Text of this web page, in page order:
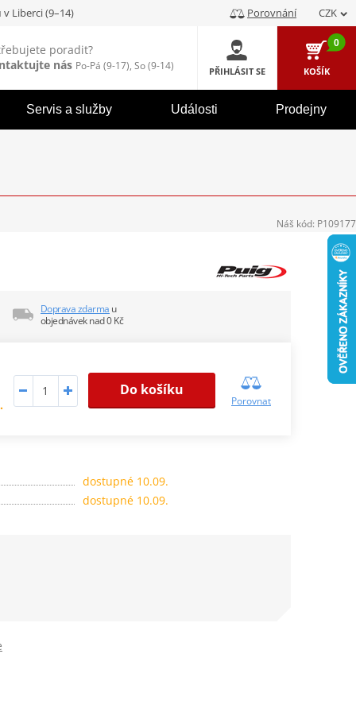
v Liberci (9–14) Porovnání CZK
poradit?
nás Po-Pá (9-17), So (9-14) PŘIHLÁSIT SE
0
KOŠÍK
Servis a služby Události Prodejny
Doprava zdarma u
objednávek nad 0 Kč
Do košíku
Porovnat
dostupné 10.09.
dostupné 10.09.
Náš kód: P109177